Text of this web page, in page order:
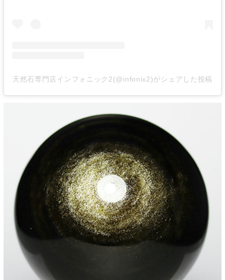
天然石専門店インフォニック2(@infonix2)がシェアした投稿